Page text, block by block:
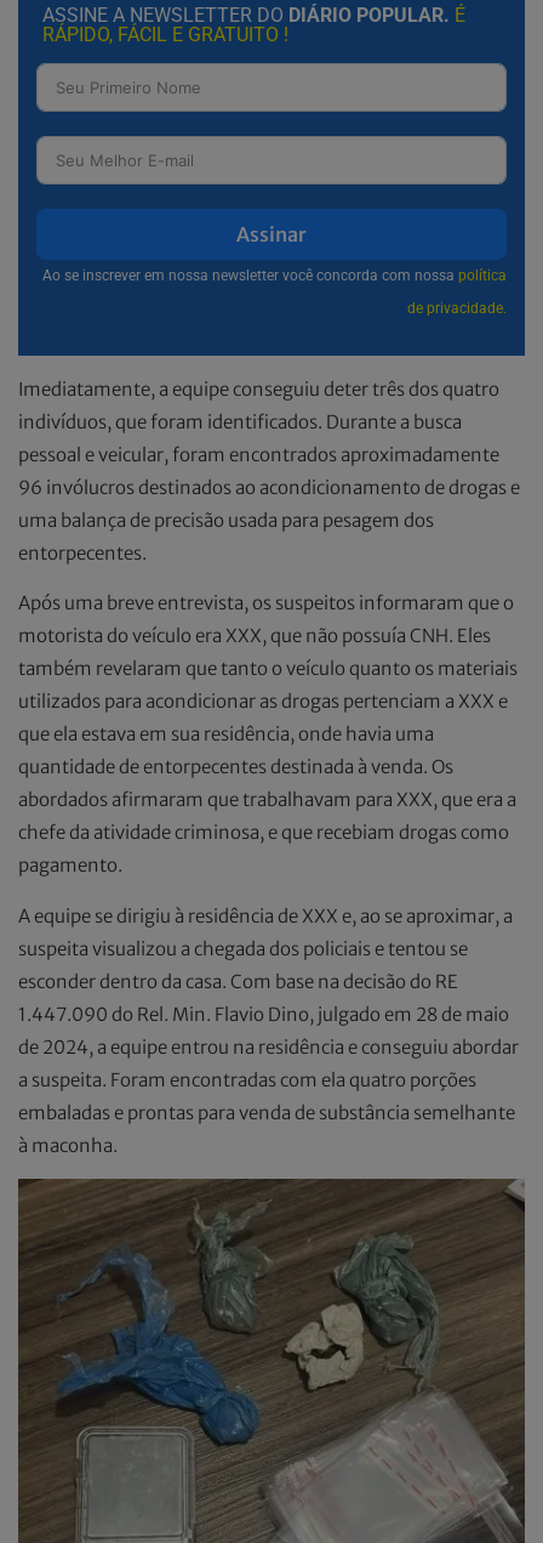
ASSINE A NEWSLETTER DO DIÁRIO POPULAR. É
RÁPIDO, FÁCIL E GRATUITO !
Assinar
Ao se inscrever em nossa newsletter você concorda com nossa política
de privacidade.
Imediatamente, a equipe conseguiu deter três dos quatro
indivíduos, que foram identificados. Durante a busca
pessoal e veicular, foram encontrados aproximadamente
96 invólucros destinados ao acondicionamento de drogas e
uma balança de precisão usada para pesagem dos
entorpecentes.
Após uma breve entrevista, os suspeitos informaram que o
motorista do veículo era XXX, que não possuía CNH. Eles
também revelaram que tanto o veículo quanto os materiais
utilizados para acondicionar as drogas pertenciam a XXX e
que ela estava em sua residência, onde havia uma
quantidade de entorpecentes destinada à venda. Os
abordados afirmaram que trabalhavam para XXX, que era a
chefe da atividade criminosa, e que recebiam drogas como
pagamento.
A equipe se dirigiu à residência de XXX e, ao se aproximar, a
suspeita visualizou a chegada dos policiais e tentou se
esconder dentro da casa. Com base na decisão do RE
1.447.090 do Rel. Min. Flavio Dino, julgado em 28 de maio
de 2024, a equipe entrou na residência e conseguiu abordar
a suspeita. Foram encontradas com ela quatro porções
embaladas e prontas para venda de substância semelhante
à maconha.